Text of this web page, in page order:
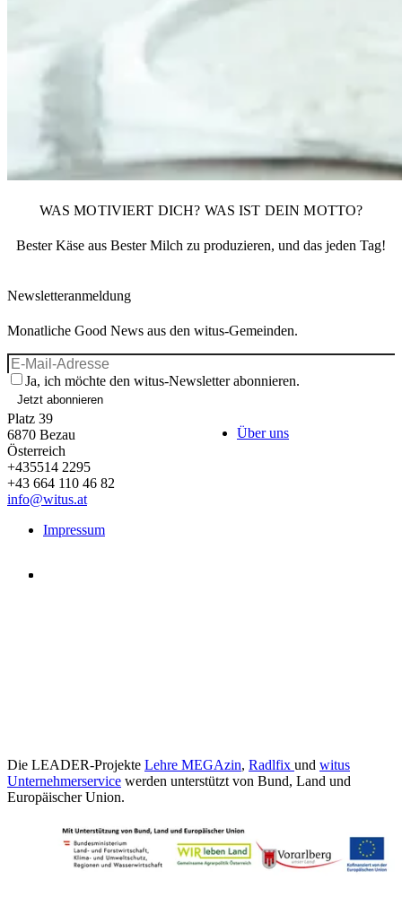
WAS MOTIVIERT DICH? WAS IST DEIN MOTTO?
Bester Käse aus Bester Milch zu produzieren, und das jeden Tag!
Newsletteranmeldung
Monatliche Good News aus den witus-Gemeinden.
Ja, ich möchte den witus-Newsletter abonnieren.
Jetzt abonnieren
Platz 39
6870 Bezau
Österreich
+435514 2295
+43 664 110 46 82
info@witus.at
Über uns
Impressum
Die LEADER-Projekte Lehre MEGAzin, Radlfix und witus
Unternehmerservice werden unterstützt von Bund, Land und
Europäischer Union.